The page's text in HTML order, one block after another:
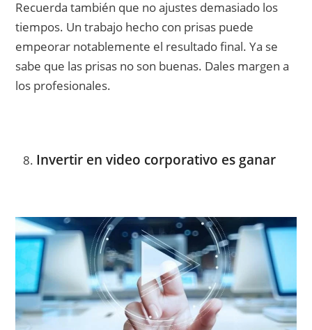
Recuerda también que no ajustes demasiado los
tiempos. Un trabajo hecho con prisas puede
empeorar notablemente el resultado final. Ya se
sabe que las prisas no son buenas. Dales margen a
los profesionales.
Invertir en video corporativo es ganar